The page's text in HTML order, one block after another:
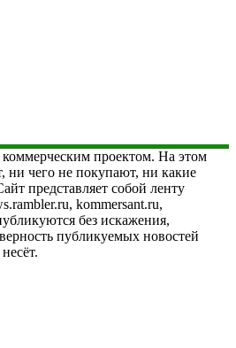
проектом. На этом
ни чего не покупают, ни какие
представляет собой ленту
kommersant.ru,
без искажения,
публикуемых новостей